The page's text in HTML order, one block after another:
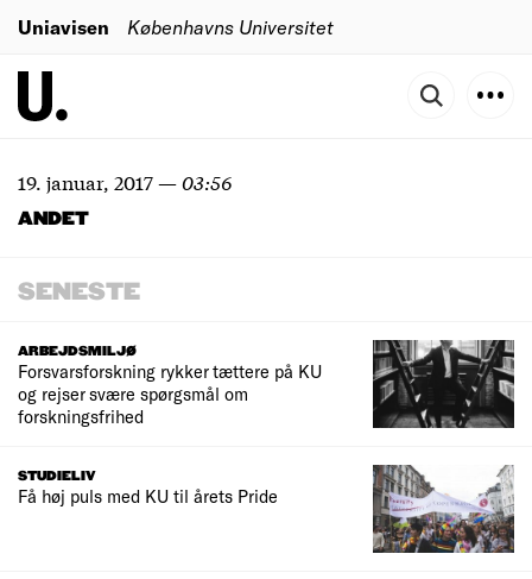
Uniavisen Københavns Universitet
19. januar, 2017—03:56
ANDET
SENESTE
ARBEJDSMILJØ
Forsvarsforskning rykker tættere på KU
og rejser svære spørgsmål om
forskningsfrihed
STUDIELIV
Få høj puls med KU til årets Pride